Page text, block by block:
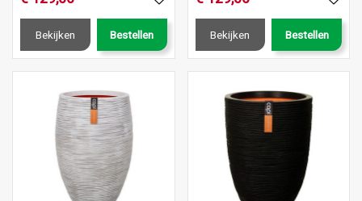
Bekijken Bestellen Bekijken Bestellen